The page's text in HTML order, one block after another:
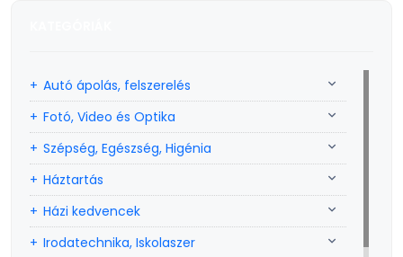
Autó ápolás, felszerelés
Fotó, Video és Optika
Szépség, Egészség, Higénia
Háztartás
Házi kedvencek
Irodatechnika, Iskolaszer